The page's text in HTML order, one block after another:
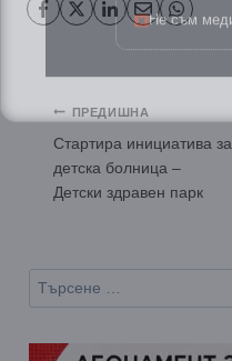
Навигация
ПРЕДИШНА
Стартира инициатива за
детска болница –
Детски здравен парк
Търсене
за: